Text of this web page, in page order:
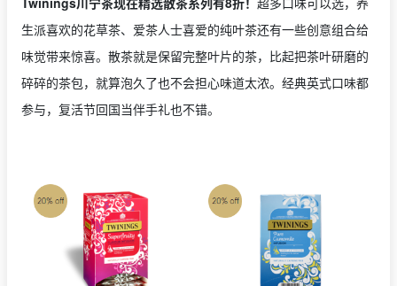
生派喜欢的花草茶、爱茶人士喜爱的纯叶茶还有一些创意组合给
味觉带来惊喜。散茶就是保留完整叶片的茶，比起把茶叶研磨的
碎碎的茶包，就算泡久了也不会担心味道太浓。经典英式口味都
参与，复活节回国当伴手礼也不错。